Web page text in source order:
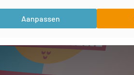
Aanpassen